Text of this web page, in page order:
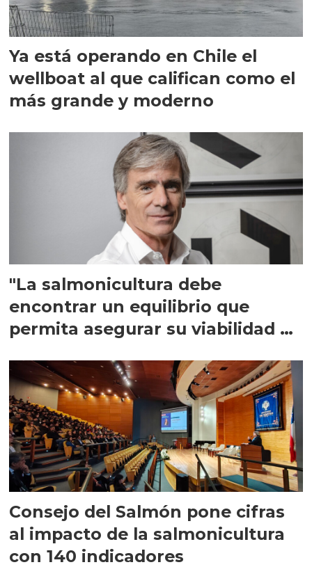
Ya está operando en Chile el
wellboat al que califican como el
más grande y moderno
"La salmonicultura debe
encontrar un equilibrio que
permita asegurar su viabilidad de
Consejo del Salmón pone cifras
al impacto de la salmonicultura
con 140 indicadores